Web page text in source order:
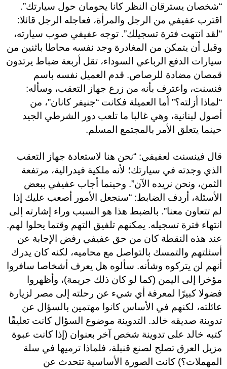
“شخصان يسترقان النظر كانا يحومان حول سيارتك”.
اقترب عفيفي من الرجل والمرأة، فعاجله الرجل قائلا:
“لقد انتهت فترة تسجيلك”. توجه عفيفي صوب سيارته،
وقبل أن يتمكن من المغادرة وجد نفسه محاطا باثنين من
سيارات الدفع الرباعي السوداء، تقل أربعة ضباط يرتدون
قمصان مضادة للرصاص. قدم العميل نفسه باسم
فنسنت، واعترف بأنه من زرع جهاز التعقب، وسأله:
“لماذا أزلته؟” أما العميلة فكانت “جنيفر كانان”، من
أصول لبنانية، وهي غالبا ما تلعب دور الشرطي الجيد
حينما يتعلق الأمر بالمجتمع المسلم.
قال فينسنت لعفيفي: “نحن هنا لاستعادة جهاز التعقب
الذي وجدته في سيارتك؛ لأنه ملكية فيدرالية، مرتفعة
الثمن، ونحن نريده الآن”. وحينما أجاب عفيفي ببعض
الأسئلة، أردف الضابط: “سنجعل الأمور أصعب عليك إذا
لم تتعاون معنا”. بالضبط هذا هو السبب وراء إشارته إلى
انتهاء فترة تسجيله. يمكنهم تلفيق التهم وقتما يحلوا لهم.
عند هذه النقطة كان من حق عفيفي رفض الإجابة عن
أسئلتهم والتمسك بالتواصل مع محاميه، لكنه كان يدرك
أنهم لن يتركوه وشأنه. سألوه هل يعرف أشخاصا سافروا
مؤخرا إلى اليمن (كما لو كان ذلك جريمة)، وأظهروا
فضولا كبيرًا لمعرفة أي شيء عن رحلته إلى مصر لزيارة
عائلته، لكنهم في الأساس كانوا مهتمين بالسؤال عن
تدوينة صديقه خالد. التدوينة موضوع السؤال كانت تعليقًا
كتبه خالد على تدوينة شخص آخر بعنوان (إذا كانت عبوة
مزيل العرق تصلح لصنع قنبلة، فلماذا ترميها في سلة
المهملات؟) كانت الصورة الأساسية تتحدث عن